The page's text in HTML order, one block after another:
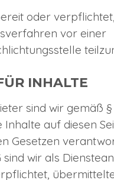
oder
vor einer
INHALTE
sind wir gemäß §
Inhalte auf diesen
Gesetzen
sind wir als